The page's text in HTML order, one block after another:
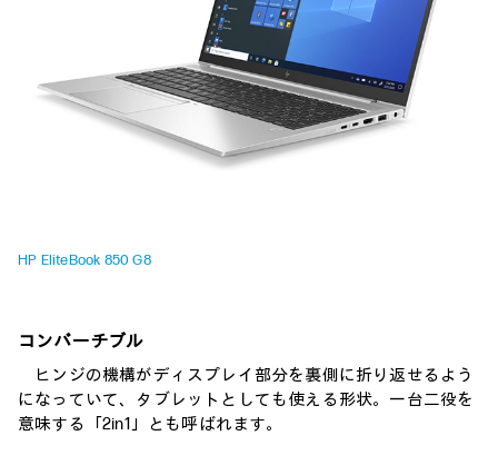
HP EliteBook 850 G8
コンバーチブル
ヒンジの機構がディスプレイ部分を裏側に折り返せるよう
になっていて、タブレットとしても使える形状。一台二役を
意味する「2in1」とも呼ばれます。